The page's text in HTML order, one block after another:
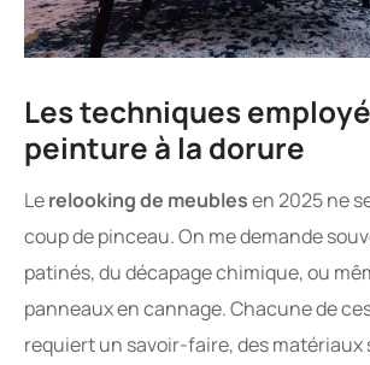
Les techniques
peinture à la dorure
Lerelooking de meublesen 2025 ne
coup de pinceau. On me demande
patinés, du décapage chimique, ou
panneaux en cannage. Chacune de
requiert un savoir-faire, des matériaux